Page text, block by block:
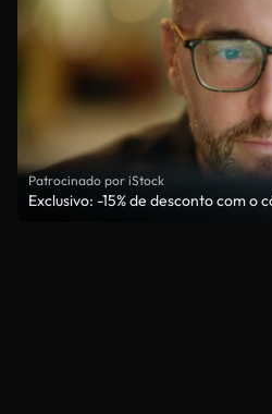
Patrocinado por iStock
Exclusivo: -15% de desconto com o